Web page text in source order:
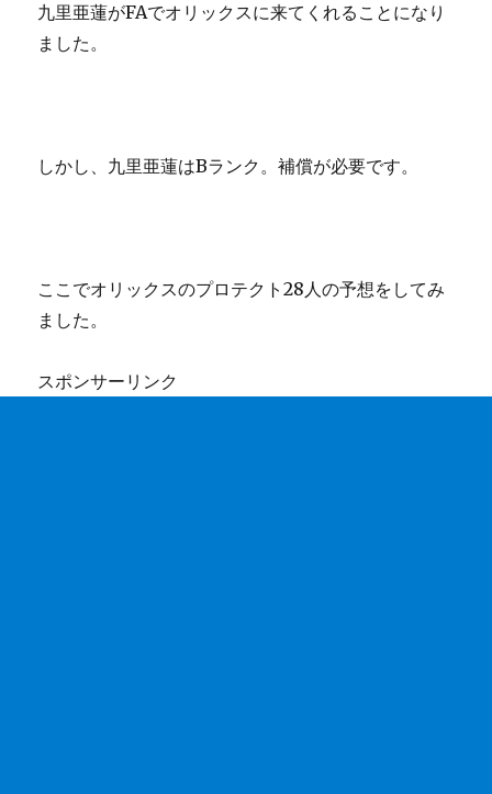
九里亜蓮がFAでオリックスに来てくれることになり
ました。
しかし、九里亜蓮はBランク。補償が必要です。
ここでオリックスのプロテクト28人の予想をしてみ
ました。
スポンサーリンク